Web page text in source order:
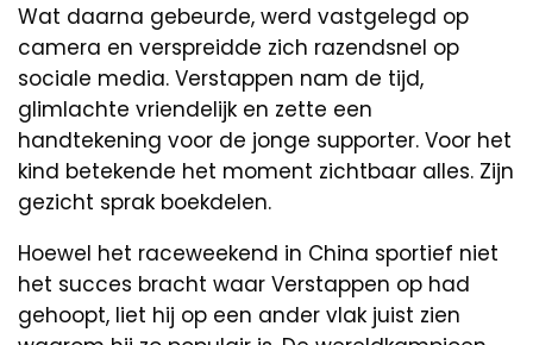
Wat daarna gebeurde, werd vastgelegd op
camera en verspreidde zich razendsnel op
sociale media. Verstappen nam de tijd,
glimlachte vriendelijk en zette een
handtekening voor de jonge supporter. Voor het
kind betekende het moment zichtbaar alles. Zijn
gezicht sprak boekdelen.
Hoewel het raceweekend in China sportief niet
het succes bracht waar Verstappen op had
gehoopt, liet hij op een ander vlak juist zien